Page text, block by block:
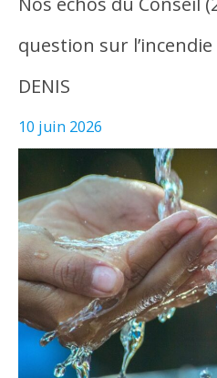
question sur
DENIS
10 juin 2026